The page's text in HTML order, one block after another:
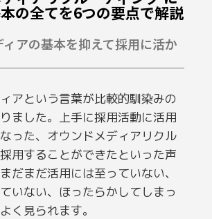
の全てを6つの要点で解説
アの基本を抑えて採用に活か
アという言葉が比較的馴染みの
ました。上手に採用活動に活用
った、オウンドメディアリクル
用することができたといった声
だまだ活用には至っていない、
いない、ほったらかしてしまっ
く見られます。